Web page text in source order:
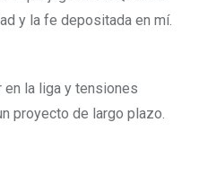
y la fe depositada en mí.
en la liga y tensiones
proyecto de largo plazo.